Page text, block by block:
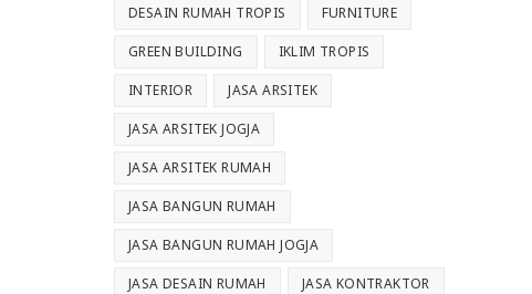
DESAIN RUMAH TROPIS FURNITURE
GREEN BUILDING IKLIM TROPIS
INTERIOR JASA ARSITEK
JASA ARSITEK JOGJA
JASA ARSITEK RUMAH
JASA BANGUN RUMAH
JASA BANGUN RUMAH JOGJA
JASA DESAIN RUMAH JASA KONTRAKTOR